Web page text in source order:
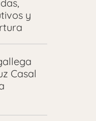
y
Casal